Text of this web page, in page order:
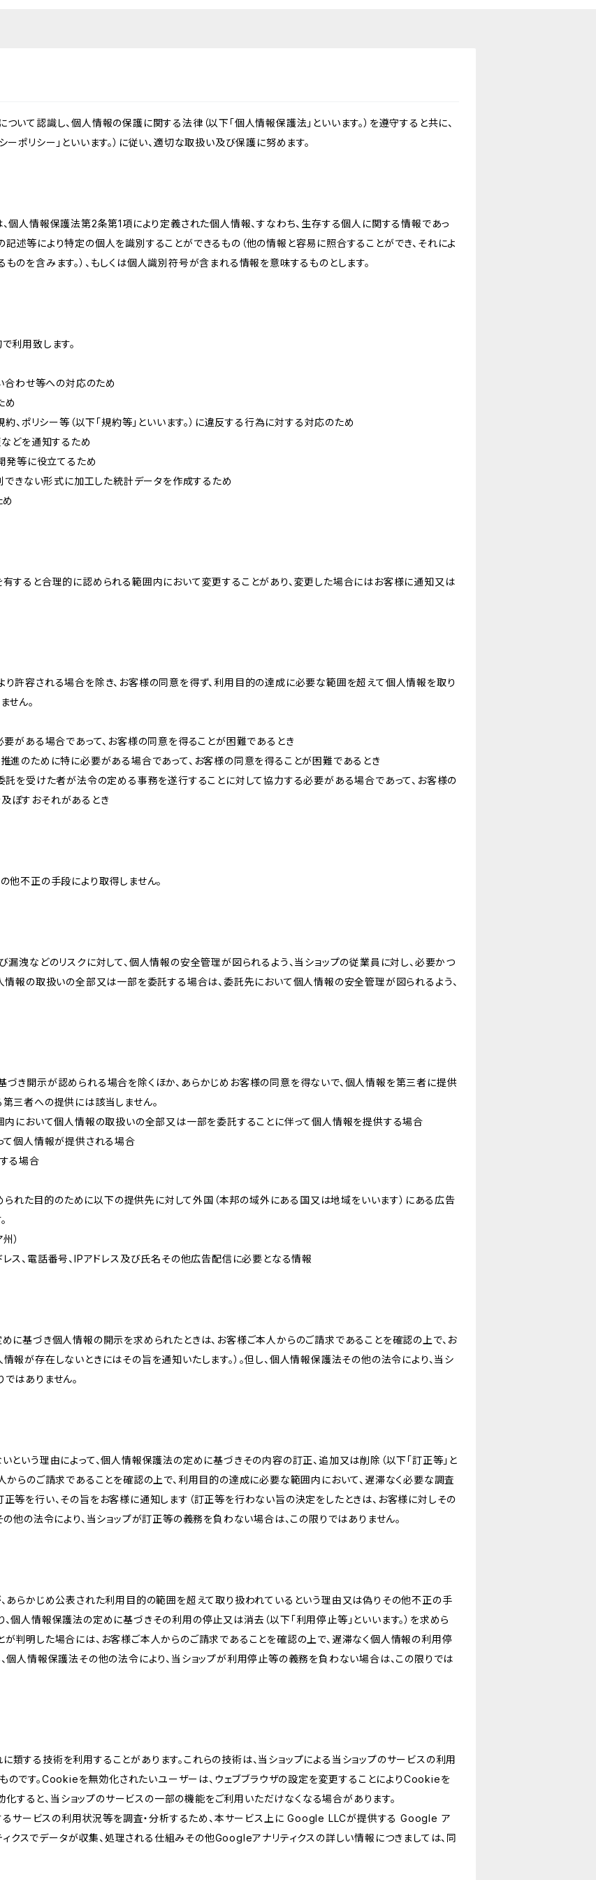
いて認識し、個人情報の保護に関する法律（以下「個人情報保護法」といいます。）を遵守すると共に、
ポリシー」といいます。）に従い、適切な取扱い及び保護に努めます。
個人情報保護法第2条第1項により定義された個人情報、すなわち、生存する個人に関する情報であっ
述等により特定の個人を識別することができるもの（他の情報と容易に照合することができ、それによ
のを含みます。）、もしくは個人識別符号が含まれる情報を意味するものとします。
利用致します。
合わせ等への対応のため
め
約、ポリシー等（以下「規約等」といいます。）に違反する行為に対する対応のため
などを通知するため
発等に役立てるため
できない形式に加工した統計データを作成するため
め
有すると合理的に認められる範囲内において変更することがあり、変更した場合にはお客様に通知又は
り許容される場合を除き、お客様の同意を得ず、利用目的の達成に必要な範囲を超えて個人情報を取り
せん。
要がある場合であって、お客様の同意を得ることが困難であるとき
進のために特に必要がある場合であって、お客様の同意を得ることが困難であるとき
託を受けた者が法令の定める事務を遂行することに対して協力する必要がある場合であって、お客様の
ぼすおそれがあるとき
他不正の手段により取得しません。
漏洩などのリスクに対して、個人情報の安全管理が図られるよう、当ショップの従業員に対し、必要かつ
情報の取扱いの全部又は一部を委託する場合は、委託先において個人情報の安全管理が図られるよう、
づき開示が認められる場合を除くほか、あらかじめお客様の同意を得ないで、個人情報を第三者に提供
三者への提供には該当しません。
内において個人情報の取扱いの全部又は一部を委託することに伴って個人情報を提供する場合
て個人情報が提供される場合
る場合
れた目的のために以下の提供先に対して外国（本邦の域外にある国又は地域をいいます）にある広告
）
ス、電話番号、IPアドレス及び氏名その他広告配信に必要となる情報
に基づき個人情報の開示を求められたときは、お客様ご本人からのご請求であることを確認の上で、お
報が存在しないときにはその旨を通知いたします。）。但し、個人情報保護法その他の法令により、当シ
はありません。
という理由によって、個人情報保護法の定めに基づきその内容の訂正、追加又は削除（以下「訂正等」と
からのご請求であることを確認の上で、利用目的の達成に必要な範囲内において、遅滞なく必要な調査
等を行い、その旨をお客様に通知します（訂正等を行わない旨の決定をしたときは、お客様に対しその
の他の法令により、当ショップが訂正等の義務を負わない場合は、この限りではありません。
、あらかじめ公表された利用目的の範囲を超えて取り扱われているという理由又は偽りその他不正の手
個人情報保護法の定めに基づきその利用の停止又は消去（以下「利用停止等」といいます。）を求めら
が判明した場合には、お客様ご本人からのご請求であることを確認の上で、遅滞なく個人情報の利用停
個人情報保護法その他の法令により、当ショップが利用停止等の義務を負わない場合は、この限りでは
類する技術を利用することがあります。これらの技術は、当ショップによる当ショップのサービスの利用
のです。Cookieを無効化されたいユーザーは、ウェブブラウザの設定を変更することによりCookieを
すると、当ショップのサービスの一部の機能をご利用いただけなくなる場合があります。
するサービスの利用状況等を調査・分析するため、本サービス上に Google LLCが提供する Google ア
クスでデータが収集、処理される仕組みその他Googleアナリティクスの詳しい情報につきましては、同